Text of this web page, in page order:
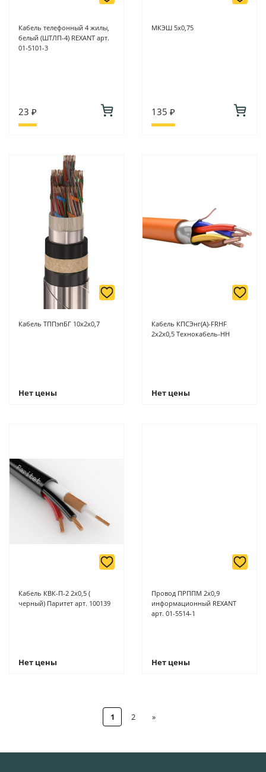
Кабель телефонный 4 жилы,
белый (ШТЛП-4) REXANT арт.
01-5101-3
23 ₽
МКЭШ 5х0,75
135 ₽
Кабель ТППэпБГ 10х2х0,7
Нет цены
Кабель КПСЭнг(А)-FRHF
2х2х0,5 Технокабель-НН
Нет цены
Кабель КВК-П-2 2х0,5 (
черный) Паритет арт. 100139
Нет цены
Провод ПРППМ 2х0,9
информационный REXANT
арт. 01-5514-1
Нет цены
1 2 »